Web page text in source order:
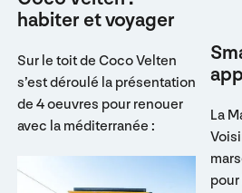
habiter et voyager
Sur le toit de Coco Velten
s’est déroulé la présentation
de 4 oeuvres pour renouer
avec la méditerranée :
La